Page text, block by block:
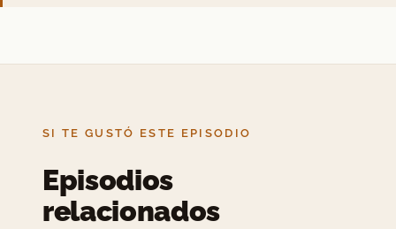
SI TE GUSTÓ ESTE EPISODIO
Episodios
relacionados